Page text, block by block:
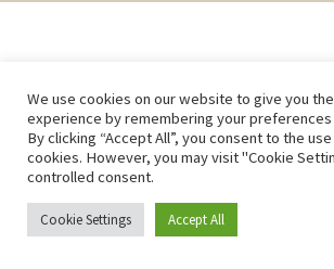
We use cookies on our website to give you
experience by remembering your
By clicking “Accept All”, you consent to the
cookies. However, you may visit "Cookie
controlled consent.
Cookie Settings Accept All